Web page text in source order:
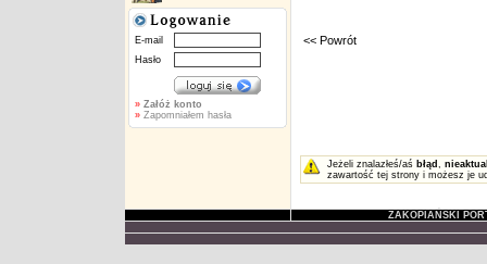
E-mail
Hasło
» Załóż konto
» Zapomniałem hasła
<< Powrót
Jeżeli znalazłeś/aś błąd ,
zawartość tej strony i możesz je
ZAKOPIAŃSKI